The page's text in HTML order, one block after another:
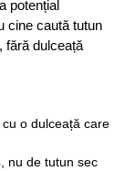
potențial
cine caută tutun
fără dulceață
o dulceață care
nu de tutun sec